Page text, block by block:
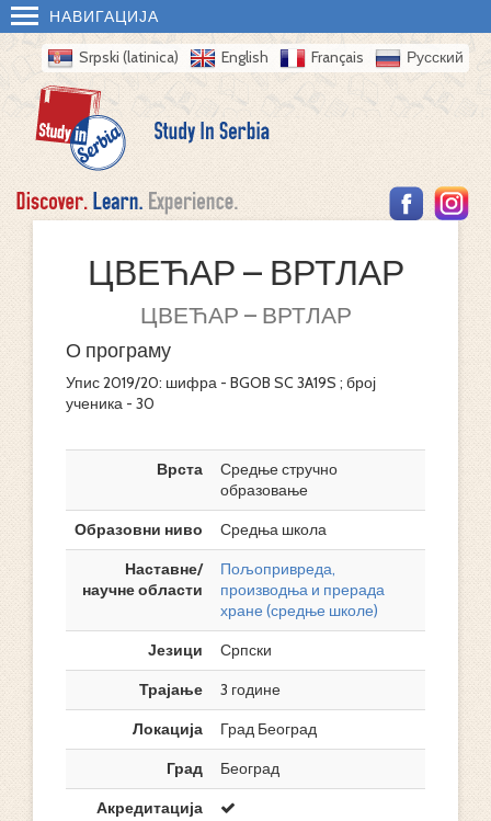
НАВИГАЦИЈА
Srpski (latinica) English Français Русский
ЦВЕЋАР – ВРТЛАР
ЦВЕЋАР – ВРТЛАР
О програму
Упис 2019/20: шифра - BGOB SC 3A19S ; број
ученика - 30
Врста
Средње стручно
образовање
Образовни ниво
Средња школа
Наставне/
научне области
Пољопривреда,
производња и прерада
хране (средње школе)
Језици
Српски
Трајање
3 године
Локација
Град Београд
Град
Београд
Акредитација